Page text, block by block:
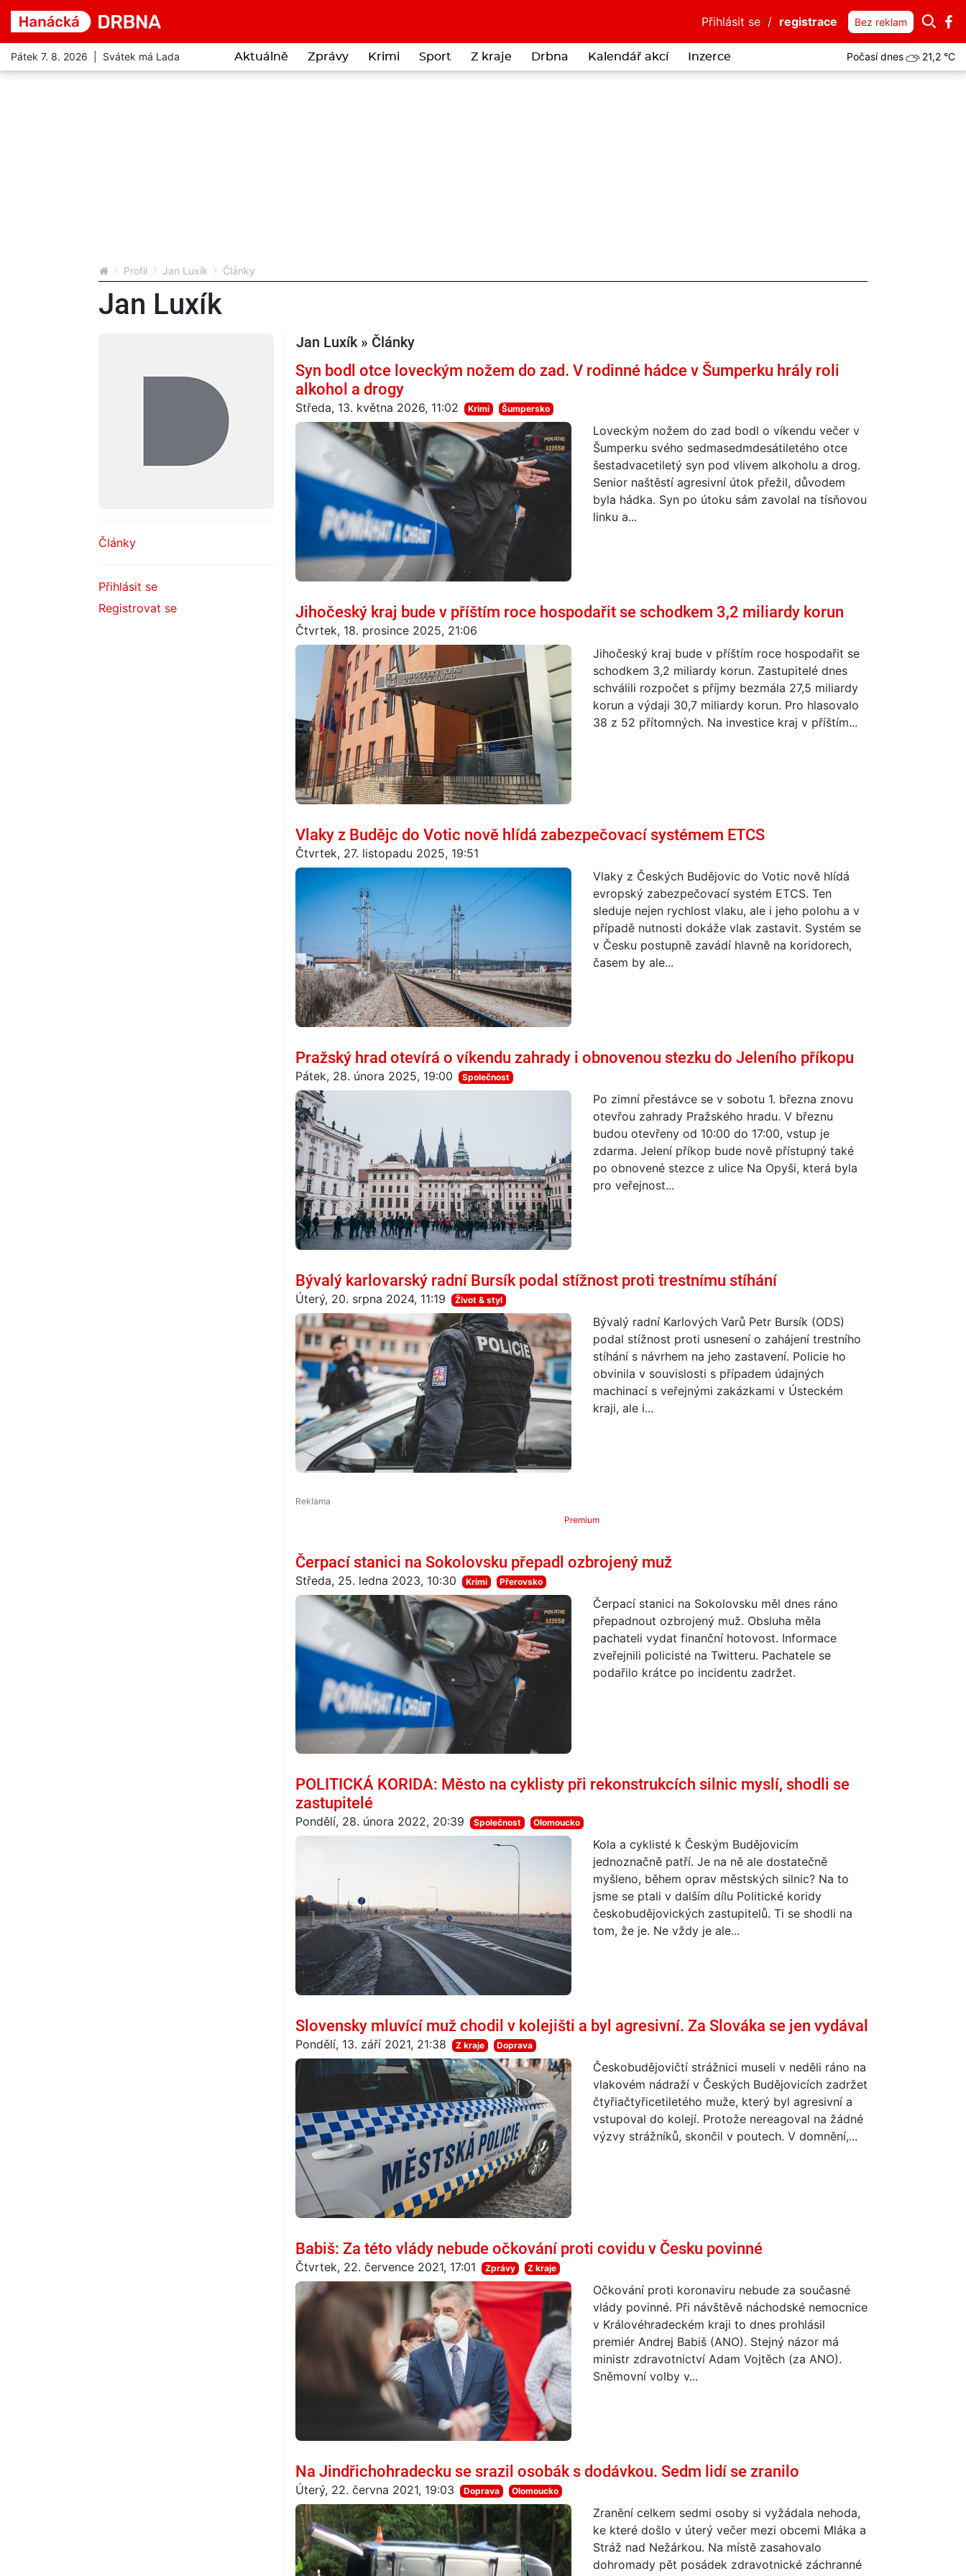
Přihlásit se / registrace Bez reklam
Pátek 7. 8. 2026 | Svátek má Lada Aktuálně Zprávy Krimi Sport Z kraje Drbna Kalendář akcí Inzerce Počasí dnes 21,2 °C
Profil Jan Luxík Články
Jan Luxík
Články
Přihlásit se
Registrovat se
Jan Luxík » Články
Syn bodl otce loveckým nožem do zad. V rodinné hádce v Šumperku hrály roli
alkohol a drogy
Středa, 13. května 2026, 11:02 Krimi Šumpersko
Loveckým nožem do zad bodl o víkendu večer v
Šumperku svého sedmasedmdesátiletého otce
šestadvacetiletý syn pod vlivem alkoholu a drog.
Senior naštěstí agresivní útok přežil, důvodem
byla hádka. Syn po útoku sám zavolal na tísňovou
linku a...
Jihočeský kraj bude v příštím roce hospodařit se schodkem 3,2 miliardy korun
Čtvrtek, 18. prosince 2025, 21:06
Jihočeský kraj bude v příštím roce hospodařit se
schodkem 3,2 miliardy korun. Zastupitelé dnes
schválili rozpočet s příjmy bezmála 27,5 miliardy
korun a výdaji 30,7 miliardy korun. Pro hlasovalo
38 z 52 přítomných. Na investice kraj v příštím...
Vlaky z Budějc do Votic nově hlídá zabezpečovací systémem ETCS
Čtvrtek, 27. listopadu 2025, 19:51
Vlaky z Českých Budějovic do Votic nově hlídá
evropský zabezpečovací systém ETCS. Ten
sleduje nejen rychlost vlaku, ale i jeho polohu a v
případě nutnosti dokáže vlak zastavit. Systém se
v Česku postupně zavádí hlavně na koridorech,
časem by ale...
Pražský hrad otevírá o víkendu zahrady i obnovenou stezku do Jeleního příkopu
Pátek, 28. února 2025, 19:00 Společnost
Po zimní přestávce se v sobotu 1. března znovu
otevřou zahrady Pražského hradu. V březnu
budou otevřeny od 10:00 do 17:00, vstup je
zdarma. Jelení příkop bude nově přístupný také
po obnovené stezce z ulice Na Opyši, která byla
pro veřejnost...
Bývalý karlovarský radní Bursík podal stížnost proti trestnímu stíhání
Úterý, 20. srpna 2024, 11:19 Život & styl
Bývalý radní Karlových Varů Petr Bursík (ODS)
podal stížnost proti usnesení o zahájení trestního
stíhání s návrhem na jeho zastavení. Policie ho
obvinila v souvislosti s případem údajných
machinací s veřejnými zakázkami v Ústeckém
kraji, ale i...
Premium
Čerpací stanici na Sokolovsku přepadl ozbrojený muž
Středa, 25. ledna 2023, 10:30 Krimi Přerovsko
Čerpací stanici na Sokolovsku měl dnes ráno
přepadnout ozbrojený muž. Obsluha měla
pachateli vydat finanční hotovost. Informace
zveřejnili policisté na Twitteru. Pachatele se
podařilo krátce po incidentu zadržet.
POLITICKÁ KORIDA: Město na cyklisty při rekonstrukcích silnic myslí, shodli se
zastupitelé
Pondělí, 28. února 2022, 20:39 Společnost Olomoucko
Kola a cyklisté k Českým Budějovicím
jednoznačně patří. Je na ně ale dostatečně
myšleno, během oprav městských silnic? Na to
jsme se ptali v dalším dílu Politické koridy
českobudějovických zastupitelů. Ti se shodli na
tom, že je. Ne vždy je ale...
Slovensky mluvící muž chodil v kolejišti a byl agresivní. Za Slováka se jen vydával
Pondělí, 13. září 2021, 21:38 Z kraje Doprava
Českobudějovičtí strážnici museli v neděli ráno na
vlakovém nádraží v Českých Budějovicích zadržet
čtyřiačtyřicetiletého muže, který byl agresivní a
vstupoval do kolejí. Protože nereagoval na žádné
výzvy strážníků, skončil v poutech. V domnění,...
Babiš: Za této vlády nebude očkování proti covidu v Česku povinné
Čtvrtek, 22. července 2021, 17:01 Zprávy Z kraje
Očkování proti koronaviru nebude za současné
vlády povinné. Při návštěvě náchodské nemocnice
v Královéhradeckém kraji to dnes prohlásil
premiér Andrej Babiš (ANO). Stejný názor má
ministr zdravotnictví Adam Vojtěch (za ANO).
Sněmovní volby v...
Na Jindřichohradecku se srazil osobák s dodávkou. Sedm lidí se zranilo
Úterý, 22. června 2021, 19:03 Doprava Olomoucko
Zranění celkem sedmi osoby si vyžádala nehoda,
ke které došlo v úterý večer mezi obcemi Mláka a
Stráž nad Nežárkou. Na místě zasahovalo
dohromady pět posádek zdravotnické záchranné